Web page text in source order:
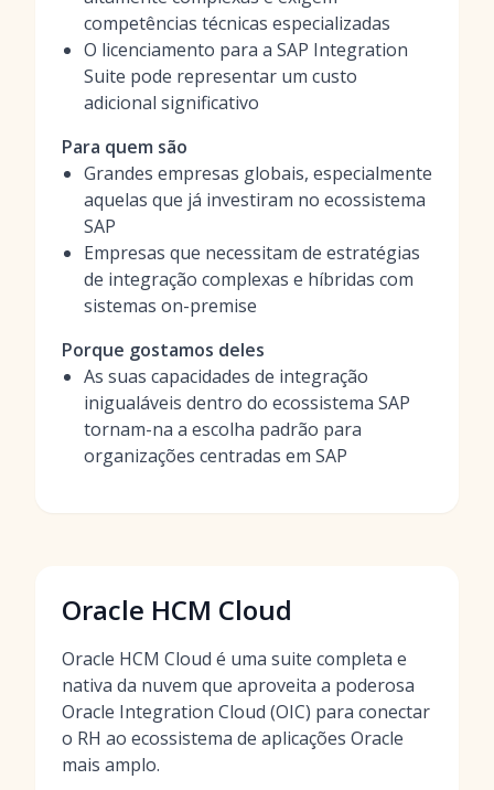
competências técnicas especializadas
O licenciamento para a SAP Integration
Suite pode representar um custo
adicional significativo
Para quem são
Grandes empresas globais, especialmente
aquelas que já investiram no ecossistema
SAP
Empresas que necessitam de estratégias
de integração complexas e híbridas com
sistemas on-premise
Porque gostamos deles
As suas capacidades de integração
inigualáveis dentro do ecossistema SAP
tornam-na a escolha padrão para
organizações centradas em SAP
Oracle HCM Cloud
Oracle HCM Cloud é uma suite completa e
nativa da nuvem que aproveita a poderosa
Oracle Integration Cloud (OIC) para conectar
o RH ao ecossistema de aplicações Oracle
mais amplo.